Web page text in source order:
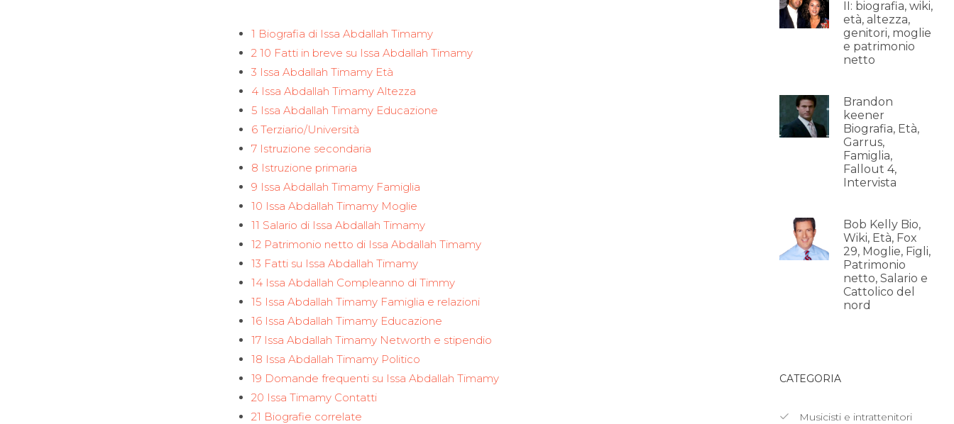
1 Biografia di Issa Abdallah Timamy
2 10 Fatti in breve su Issa Abdallah Timamy
3 Issa Abdallah Timamy Età
4 Issa Abdallah Timamy Altezza
5 Issa Abdallah Timamy Educazione
6 Terziario/Università
7 Istruzione secondaria
8 Istruzione primaria
9 Issa Abdallah Timamy Famiglia
10 Issa Abdallah Timamy Moglie
11 Salario di Issa Abdallah Timamy
12 Patrimonio netto di Issa Abdallah Timamy
13 Fatti su Issa Abdallah Timamy
14 Issa Abdallah Compleanno di Timmy
15 Issa Abdallah Timamy Famiglia e relazioni
16 Issa Abdallah Timamy Educazione
17 Issa Abdallah Timamy Networth e stipendio
18 Issa Abdallah Timamy Politico
19 Domande frequenti su Issa Abdallah Timamy
20 Issa Timamy Contatti
21 Biografie correlate
II: biografia, wiki,
età, altezza,
genitori, moglie
e patrimonio
netto
Brandon
keener
Biografia, Età,
Garrus,
Famiglia,
Fallout 4,
Intervista
Bob Kelly Bio,
Wiki, Età, Fox
29, Moglie, Figli,
Patrimonio
netto, Salario e
Cattolico del
nord
CATEGORIA
Musicisti e intrattenitori